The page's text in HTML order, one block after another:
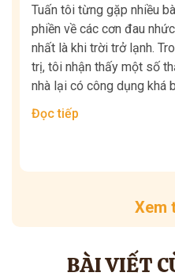
Tuấn tôi từng gặp nhiều
phiền về các cơn đau
nhất là khi trời trở lạnh.
trị, tôi nhận thấy một số
nhà lại có công dụng khá
Đọc tiếp
Xem
BÀI VIẾT